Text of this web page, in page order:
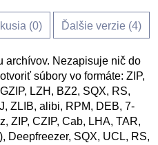
(0) Ďalšie verzie (4)
archívov. Nezapisuje nič do
súbory vo formáte: ZIP,
LZH, BZ2, SQX, RS,
ZLIB, alibi, RPM, DEB, 7-
ZIP, CZIP, Cab, LHA, TAR,
Deepfreezer, SQX, UCL, RS,